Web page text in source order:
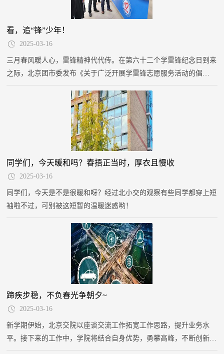
看，追“锋”少年！
2025-03-16
三月春风暖人心，雷锋精神代代传。在第六十二个学雷锋纪念日到来
之际，北京团市委发布《关于广泛开展学雷锋志愿服务活动的倡
锋精神的传播者、践行者。交院青年闻令而动，以“交通强国”使命为
帆，在志愿服务的广阔天地中书写青春答卷。
同学们，今天暖和吗？春捂正当时，厚衣且慢收
2025-03-16
同学们，今天是不是很暖和呀？经过北小交的观察有些同学都穿上短
袖啦不过，可别被这短暂的温暖迷惑哟！
蹄疾步稳，不负春光争朝夕~
2025-03-16
新学期伊始，北京交院以座谈交流工作拓宽工作思路，提升业务水
平。接下来的工作中，学院将结合自身优势，勇攀高峰，不断创新发